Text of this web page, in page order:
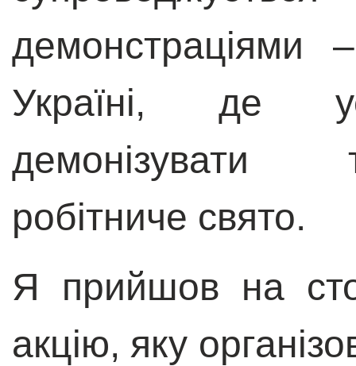
демонстраціями
Україні, де
демонізувати
робітниче свято.
Я прийшов на
акцію, яку